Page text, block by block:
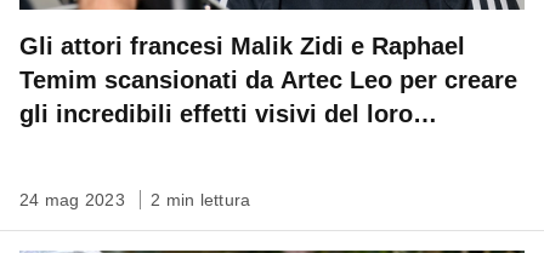
Gli attori francesi Malik Zidi e Raphael
Temim scansionati da Artec Leo per creare
gli incredibili effetti visivi del loro
24 mag 2023 2 min lettura